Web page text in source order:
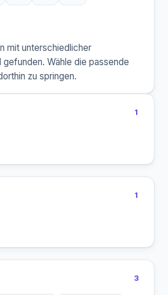
mit unterschiedlicher
gefunden. Wähle die passende
zu springen.
1
1
3